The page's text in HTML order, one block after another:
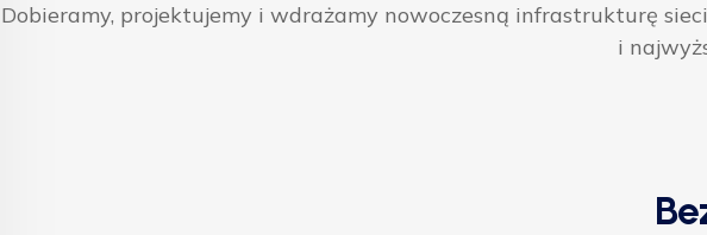
Dobieramy, projektujemy i wdrażamy nowoczesną infrastrukturę
i